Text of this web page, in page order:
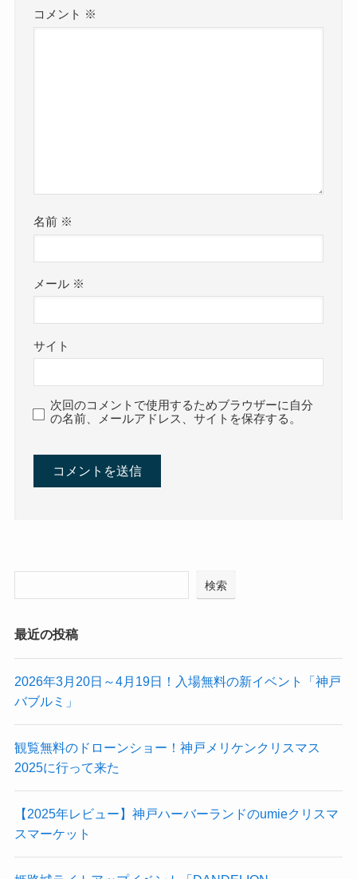
コメント ※
名前 ※
メール ※
サイト
次回のコメントで使用するためブラウザーに自分
の名前、メールアドレス、サイトを保存する。
検索
最近の投稿
2026年3月20日～4月19日！入場無料の新イベント「神戸
バブルミ」
観覧無料のドローンショー！神戸メリケンクリスマス
2025に行って来た
【2025年レビュー】神戸ハーバーランドのumieクリスマ
スマーケット